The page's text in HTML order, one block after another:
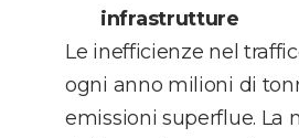
infrastrutture
Le inefficienze nel
ogni anno milioni di
emissioni superflue. La